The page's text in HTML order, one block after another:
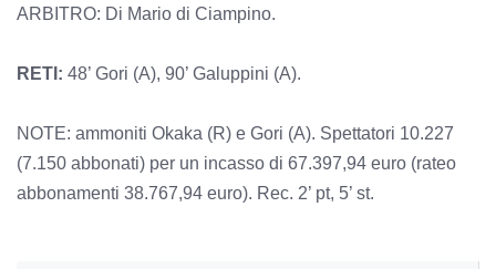
ARBITRO: Di Mario di Ciampino.
RETI: 48’ Gori (A), 90’ Galuppini (A).
NOTE: ammoniti Okaka (R) e Gori (A). Spettatori 10.227
(7.150 abbonati) per un incasso di 67.397,94 euro (rateo
abbonamenti 38.767,94 euro). Rec. 2’ pt, 5’ st.